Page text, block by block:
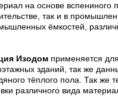
на основе вспениного
так и в
ёмкостей,
Изодомприменяется
зданий, так же
тёплого пола. Так же
различного вида